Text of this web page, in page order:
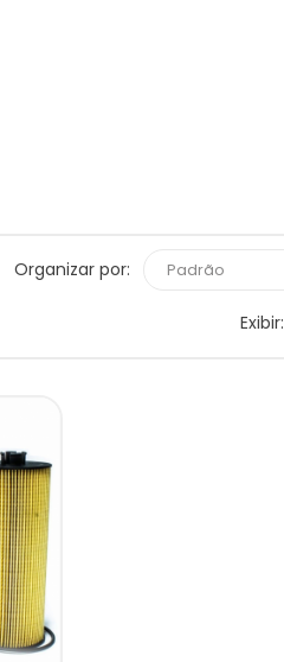
Organizar por:
Exibir: